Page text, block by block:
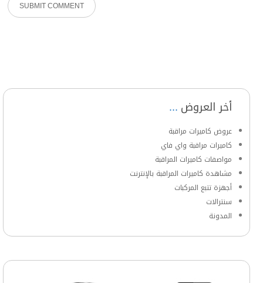
أخر العروض
عروض كاميرات مراقبة
كاميرات مراقبة واي فاي
مواصفات كاميرات المراقبة
مشاهدة كاميرات المراقبة بالإنترنت
أجهزة تتبع المركبات
سنترالات
المدونة